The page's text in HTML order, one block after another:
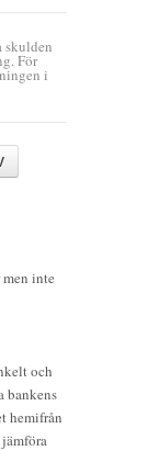
skulden
För
i
inte
och
bankens
hemifrån